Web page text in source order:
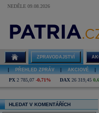
NEDĚLE 09.08.2026
ZPRAVODAJSTVÍ
PŘEHLED ZPRÁV AKCIOVÉ
PX 2 785,07 -0,71% DAX 26 319,45
HLEDAT V KOMENTÁŘÍCH